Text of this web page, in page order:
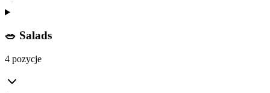
🥗 Salads
4 pozycje